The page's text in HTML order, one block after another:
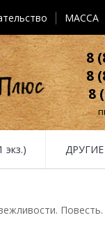
MACCA
8
8
8
экз.)
Повесть.